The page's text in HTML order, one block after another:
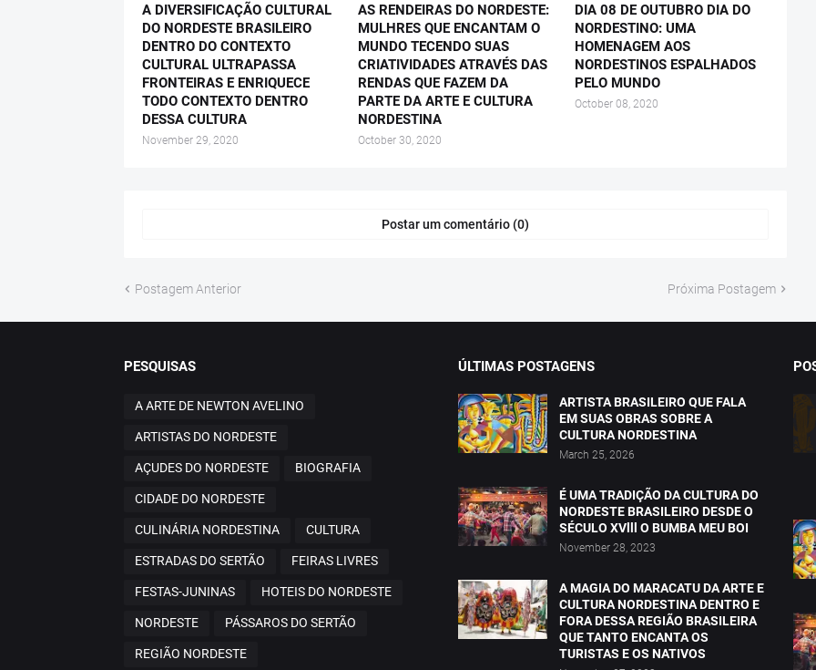
A DIVERSIFICAÇÃO CULTURAL
DO NORDESTE BRASILEIRO
DENTRO DO CONTEXTO
CULTURAL ULTRAPASSA
FRONTEIRAS E ENRIQUECE
TODO CONTEXTO DENTRO
DESSA CULTURA
November 29, 2020
AS RENDEIRAS DO NORDESTE:
MULHRES QUE ENCANTAM O
MUNDO TECENDO SUAS
CRIATIVIDADES ATRAVÉS DAS
RENDAS QUE FAZEM DA
PARTE DA ARTE E CULTURA
NORDESTINA
October 30, 2020
DIA 08 DE OUTUBRO DIA DO
NORDESTINO: UMA
HOMENAGEM AOS
NORDESTINOS ESPALHADOS
PELO MUNDO
October 08, 2020
Postar um comentário (0)
Postagem Anterior Próxima Postagem
PESQUISAS
A ARTE DE NEWTON AVELINO
ARTISTAS DO NORDESTE
AÇUDES DO NORDESTE BIOGRAFIA
CIDADE DO NORDESTE
CULINÁRIA NORDESTINA CULTURA
ESTRADAS DO SERTÃO FEIRAS LIVRES
FESTAS-JUNINAS HOTEIS DO NORDESTE
NORDESTE PÁSSAROS DO SERTÃO
REGIÃO NORDESTE
ÚLTIMAS POSTAGENS
ARTISTA BRASILEIRO QUE FALA
EM SUAS OBRAS SOBRE A
CULTURA NORDESTINA
March 25, 2026
É UMA TRADIÇÃO DA CULTURA DO
NORDESTE BRASILEIRO DESDE O
SÉCULO XVlll O BUMBA MEU BOI
November 28, 2023
A MAGIA DO MARACATU DA ARTE E
CULTURA NORDESTINA DENTRO E
FORA DESSA REGIÃO BRASILEIRA
QUE TANTO ENCANTA OS
TURISTAS E OS NATIVOS